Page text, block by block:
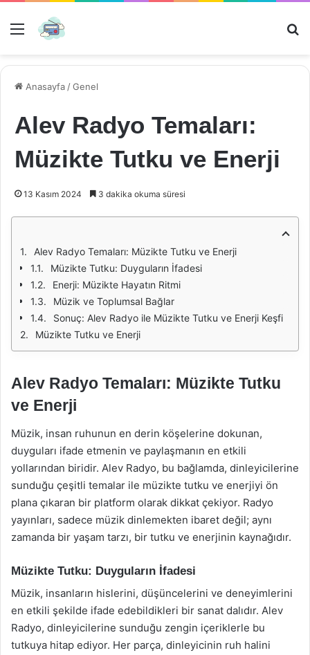
Menü
Anasayfa /Genel
Alev Radyo Temaları:
Müzikte Tutku ve Enerji
13 Kasım 2024 3 dakika okuma süresi
Alev Radyo Temaları: Müzikte Tutku ve Enerji
Müzikte Tutku: Duyguların İfadesi
Enerji: Müzikte Hayatın Ritmi
Müzik ve Toplumsal Bağlar
Sonuç: Alev Radyo ile Müzikte Tutku ve Enerji Keşfi
Müzikte Tutku ve Enerji
Alev Radyo Temaları: Müzikte Tutku
ve Enerji
Müzik, insan ruhunun en derin köşelerine dokunan,
duyguları ifade etmenin ve paylaşmanın en etkili
yollarından biridir. Alev Radyo, bu bağlamda, dinleyicilerine
sunduğu çeşitli temalar ile müzikte tutku ve enerjiyi ön
plana çıkaran bir platform olarak dikkat çekiyor. Radyo
yayınları, sadece müzik dinlemekten ibaret değil; aynı
zamanda bir yaşam tarzı, bir tutku ve enerjinin kaynağıdır.
Müzikte Tutku: Duyguların İfadesi
Müzik, insanların hislerini, düşüncelerini ve deneyimlerini
en etkili şekilde ifade edebildikleri bir sanat dalıdır. Alev
Radyo, dinleyicilerine sunduğu zengin içeriklerle bu
tutkuya hitap ediyor. Her parça, dinleyicinin ruh halini